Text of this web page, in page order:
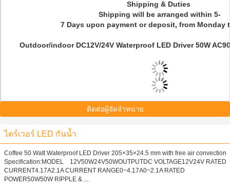
Shipping & Duties
Shipping will be arranged within 5-
7 Days upon payment or deposit, from Monday
Outdoor/indoor DC12V/24V Waterproof LED Driver 50W
ติดต่อผู้จัดจำหน่าย
ไดร์เวอร์ LED กันน้ำ
Coffee 50 Watt Waterproof LED Driver 205×35×24.5 mm with free air convection
Specification:MODEL 12V50W24V50WOUTPUTDC VOLTAGE12V24V RATED
CURRENT4.17A2.1A CURRENT RANGE0~4.17A0~2.1A RATED
POWER50W50W RIPPLE & ...